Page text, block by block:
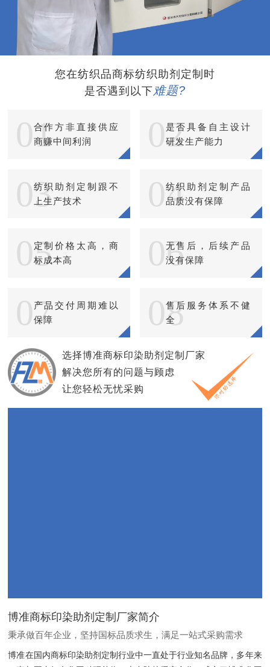
您在纺织品商标纺织助剂定制时
是否遇到以下难题?
01
合作方非直接供应
商赚中间利润
02是否具备自主设计
研发生产能力
03
纺织助剂定制跟不
上生产技术
04
纺织助剂定制产品
品质没有保障
05定制价格太高，商
标成本高
06无售后，后续产品
没有保障
07产品交付周期难以
保障
08
售后服务体系不健
全
选择博准商标印染助剂定制厂家
解决您所有的问题与顾虑
让您轻松无忧采购
博准商标印染助剂定制厂家简介
秉承做百年企业，坚持国标品质求生，满足一站式采购需求
博准在国内商标印染助剂定制行业中一直处于行业知名品牌，多年来